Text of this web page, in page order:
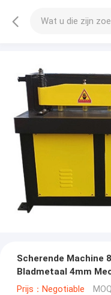
Scherende Machine
Bladmetaal 4mm
Prijs：Negotiable